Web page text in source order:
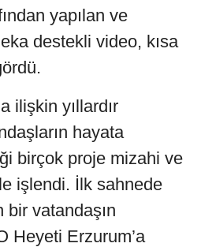
yapılan ve
destekli video, kısa
ilişkin yıllardır
hayata
birçok proje mizahi ve
işlendi. İlk sahnede
vatandaşın
Heyeti Erzurum’a